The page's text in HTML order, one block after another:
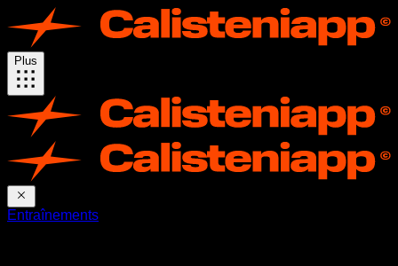
Plus
Entraînements